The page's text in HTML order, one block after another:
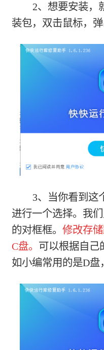
2、想要安装，
装包，双击鼠标，弹
3、当你看到这
进行一个选择。我
的对框框。修改存
C盘。 可以根据自己
如小编常用的是D盘